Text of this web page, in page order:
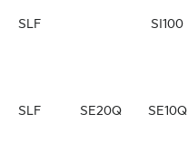
SLF SI100
SLF SE20Q SE10Q